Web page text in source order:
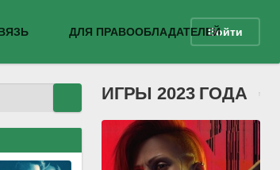
ДЛЯ ПРАВООБЛАДАТЕЛЕЙВойти
ИГРЫ 2023 ГОДА